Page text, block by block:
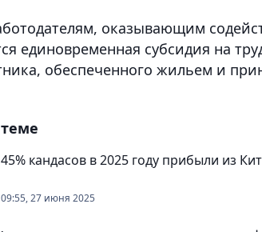
оказывающим
единовременная субсидия на
обеспеченного жильем и
45% кандасов в 2025 году прибыли из
09:55, 27 июня 2025